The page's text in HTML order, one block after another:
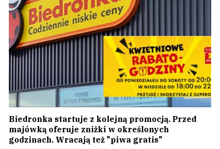
Biedronka startuje z kolejną promocją. Przed
majówką oferuje zniżki w określonych
godzinach. Wracają też "piwa gratis"